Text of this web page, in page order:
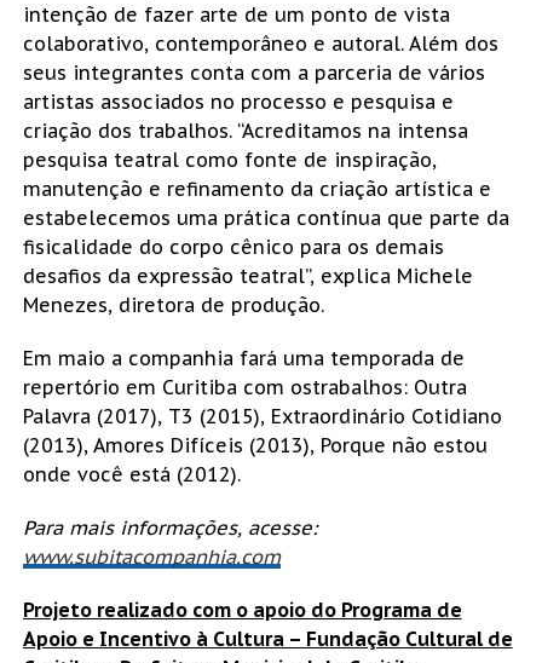
intenção de fazer arte de um ponto de vista
colaborativo, contemporâneo e autoral. Além dos
seus integrantes conta com a parceria de vários
artistas associados no processo e pesquisa e
criação dos trabalhos. “Acreditamos na intensa
pesquisa teatral como fonte de inspiração,
manutenção e refinamento da criação artística e
estabelecemos uma prática contínua que parte da
fisicalidade do corpo cênico para os demais
desafios da expressão teatral”, explica Michele
Menezes, diretora de produção.
Em maio a companhia fará uma temporada de
repertório em Curitiba com ostrabalhos: Outra
Palavra (2017), T3 (2015), Extraordinário Cotidiano
(2013), Amores Difíceis (2013), Porque não estou
onde você está (2012).
Para mais informações, acesse:
www.subitacompanhia.com
Projeto realizado com o apoio do Programa de
Apoio e Incentivo à Cultura – Fundação Cultural de